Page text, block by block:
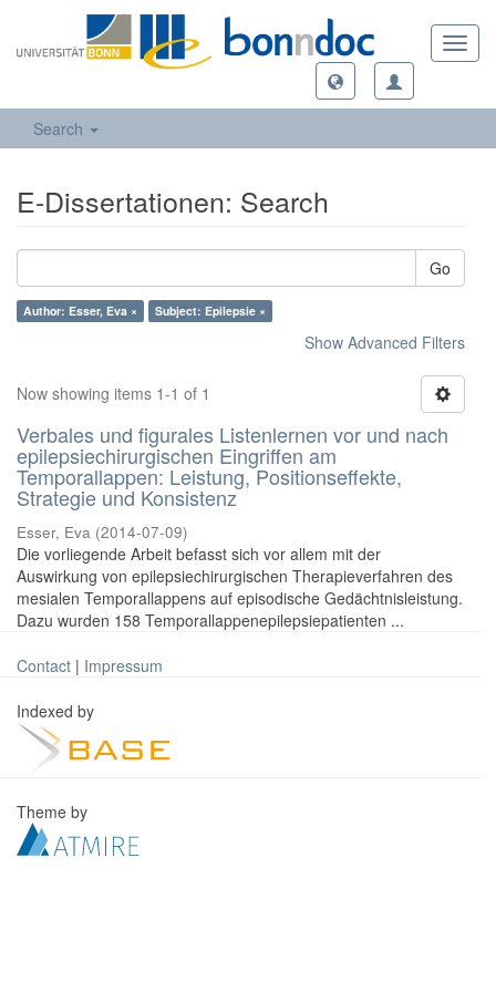
Search
E-Dissertationen: Search
Go
Author: Esser, Eva × Subject: Epilepsie ×
Show Advanced Filters
Now showing items 1-1 of 1
Verbales und figurales Listenlernen vor und nach
epilepsiechirurgischen Eingriffen am
Temporallappen: Leistung, Positionseffekte,
Strategie und Konsistenz
Esser, Eva (2014-07-09)
Die vorliegende Arbeit befasst sich vor allem mit der
Auswirkung von epilepsiechirurgischen Therapieverfahren des
mesialen Temporallappens auf episodische Gedächtnisleistung.
Dazu wurden 158 Temporallappenepilepsiepatienten ...
Contact | Impressum
Indexed by
Theme by